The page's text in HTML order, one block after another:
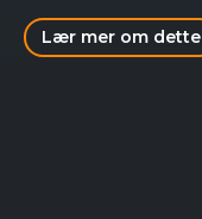
Lær mer om dette